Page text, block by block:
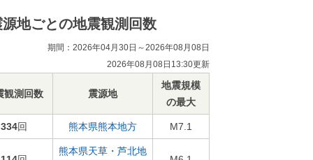
源地ごとの地震観測回数
期間：2026年04月30日～2026年08月08日
2026年08月08日13:30更新
観測回数 震源地
地震規模
の最大
334回 熊本県熊本地方 M7.1
熊本県天草・芦北地